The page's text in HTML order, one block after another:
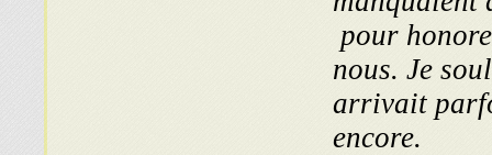
pour
nous. Je
arrivait
encore.